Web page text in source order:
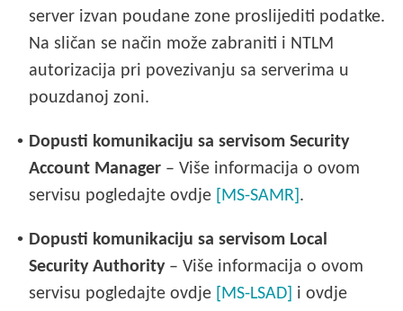
server izvan poudane zone proslijediti podatke.
Na sličan se način može zabraniti i NTLM
autorizacija pri povezivanju sa serverima u
pouzdanoj zoni.
• Dopusti komunikaciju sa servisom Security
Account Manager – Više informacija o ovom
servisu pogledajte ovdje [MS-SAMR] .
• Dopusti komunikaciju sa servisom Local
Security Authority– Više informacija o ovom
servisu pogledajte ovdje [MS-LSAD] i ovdje